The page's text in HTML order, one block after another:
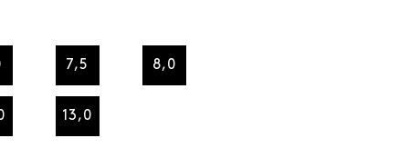
7,5 8,0
13,0